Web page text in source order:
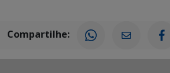
Compartilhe: